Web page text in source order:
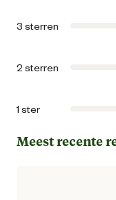
3 sterren
2 sterren
1 ster
Meest recente